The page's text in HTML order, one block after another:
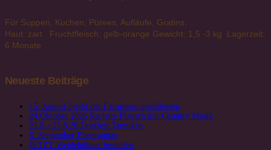
Für Suppen, Kuchen, Pürees, Aufläufe, Gratins.
Haut: zart Fruchtfleisch: gelb-orange Gewicht: 1,5 -3 kg Lagerzeit:
6 Monate
Neueste Beiträge
15. August bleibt der Farmstore geschlossen
24.Oktober 2026 Raclette Plausch mit Country Musik
21.8.- 23.8.26 Dorffest Tenniken
6. September Ebenraintag
JETZT Weidehühner bestellen